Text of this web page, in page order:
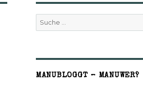
Suche
nach:
MANUBLOGGT – MANUWER?